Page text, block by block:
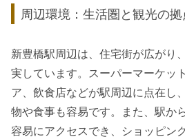
周辺環境：生活圏と観光の拠
新豊橋駅周辺は、住宅街が広がり
実しています。スーパーマーケッ
ア、飲食店などが駅周辺に点在し
物や食事も容易です。また、駅か
容易にアクセスでき、ショッピン